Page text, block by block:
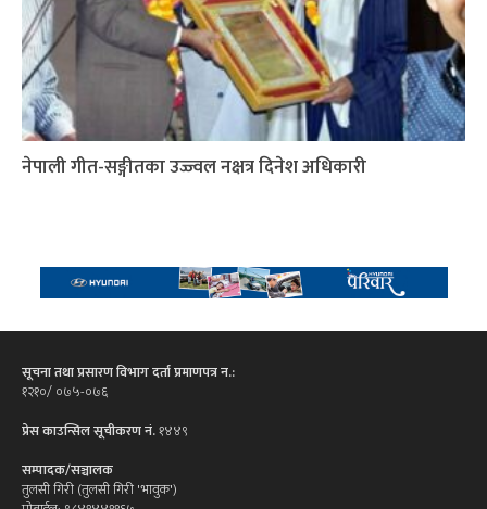
नेपाली गीत-सङ्गीतका उज्ज्वल नक्षत्र दिनेश अधिकारी
सूचना तथा प्रसारण विभाग दर्ता प्रमाणपत्र न.:
१२१०/ ०७५-०७६
प्रेस काउन्सिल सूचीकरण नं.१४४९
सम्पादक/सञ्चालक
तुलसी गिरी (तुलसी गिरी 'भावुक')